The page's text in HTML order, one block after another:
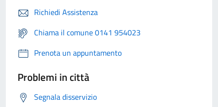
Richiedi Assistenza
Chiama il comune 0141 954023
Prenota un appuntamento
Problemi in città
Segnala disservizio